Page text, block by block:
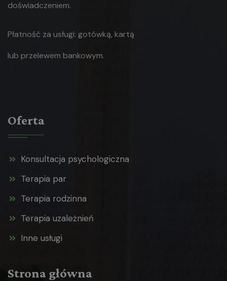
doświadczeniem.
Płatność za usługi: gotówką, kartą
lub przelewem bankowym.
Oferta
Konsultacja psychologiczna
Terapia par
Terapia rodzinna
Terapia uzależnień
Inne usługi
Strona główna